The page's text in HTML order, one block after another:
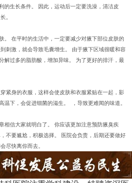
的生长条件。 因此，运动后一定要洗澡，清洁皮
。
在平时的生活中，一定要减少对腋下部位皮肤的
刺激，就会导致毛囊增生。 由于腋下区域很暖和容
解过多的脂肪酸，增加异味。 为了更好的排汗，最
身的衣服，这样会使皮肤和衣服紧贴在一起，影
温下，会促进细菌的滋生。 ，导致更难闻的味道。
信大家就明白了。 你应该更加注意预防腋臭疾
不要尴尬，积极选择。 医院会负责，后期还要做好
尽快离你而去。